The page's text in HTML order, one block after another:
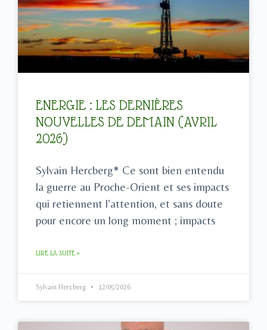
ENERGIE : LES DERNIÈRES
NOUVELLES DE DEMAIN (AVRIL
2026)
Sylvain Hercberg* Ce sont bien entendu
la guerre au Proche-Orient et ses impacts
qui retiennent l’attention, et sans doute
pour encore un long moment ; impacts
LIRE LA SUITE »
Sylvain Hercberg 12/05/2026